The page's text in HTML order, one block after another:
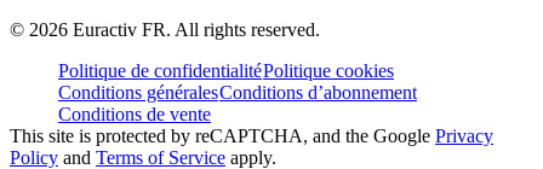
© 2026 Euractiv FR. All rights reserved.
Politique de confidentialitéPolitique cookies
Conditions généralesConditions d’abonnement
Conditions de vente
This site is protected by reCAPTCHA, and the Google Privacy
Policy and Terms of Service apply.